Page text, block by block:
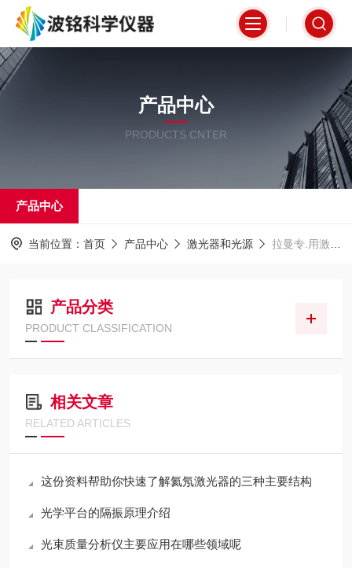
产品中心
PRODUCTS CNTER
产品中心
当前位置： 首页 产品中心 激光器和光源 拉曼专.用激光器
产品分类
PRODUCT CLASSIFICATION
相关文章
RELATED ARTICLES
这份资料帮助你快速了解氦氖激光器的三种主要结构
光学平台的隔振原理介绍
光束质量分析仪主要应用在哪些领域呢